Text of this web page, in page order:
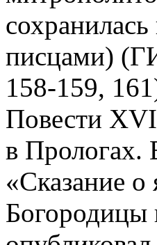
писцами)
158-159,
Повести
в Прологах.
«Сказание
Богородицы